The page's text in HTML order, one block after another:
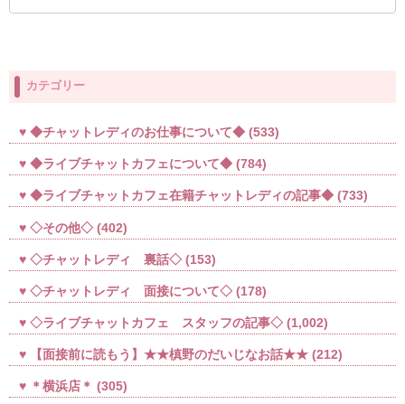
カテゴリー
◆チャットレディのお仕事について◆ (533)
◆ライブチャットカフェについて◆ (784)
◆ライブチャットカフェ在籍チャットレディの記事◆ (733)
◇その他◇ (402)
◇チャットレディ 裏話◇ (153)
◇チャットレディ 面接について◇ (178)
◇ライブチャットカフェ スタッフの記事◇ (1,002)
【面接前に読もう】★★槙野のだいじなお話★★ (212)
＊横浜店＊ (305)